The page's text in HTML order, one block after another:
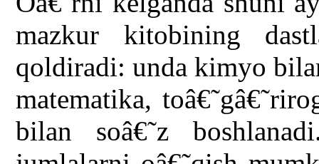
mazkur kitobining
qoldiradi: unda kimyo
matematika,
bilan soâ€˜z